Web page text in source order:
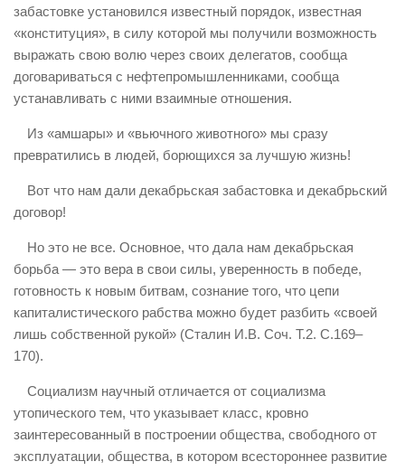
забастовке установился известный порядок, известная
«конституция», в силу которой мы получили возможность
выражать свою волю через своих делегатов, сообща
договариваться с нефтепромышленниками, сообща
устанавливать с ними взаимные отношения.
Из «амшары» и «вьючного животного» мы сразу
превратились в людей, борющихся за лучшую жизнь!
Вот что нам дали декабрьская забастовка и декабрьский
договор!
Но это не все. Основное, что дала нам декабрьская
борьба — это вера в свои силы, уверенность в победе,
готовность к новым битвам, сознание того, что цепи
капиталистического рабства можно будет разбить «своей
лишь собственной рукой» (Сталин И.В. Соч. Т.2. С.169–
170).
Социализм научный отличается от социализма
утопического тем, что указывает класс, кровно
заинтересованный в построении общества, свободного от
эксплуатации, общества, в котором всестороннее развитие